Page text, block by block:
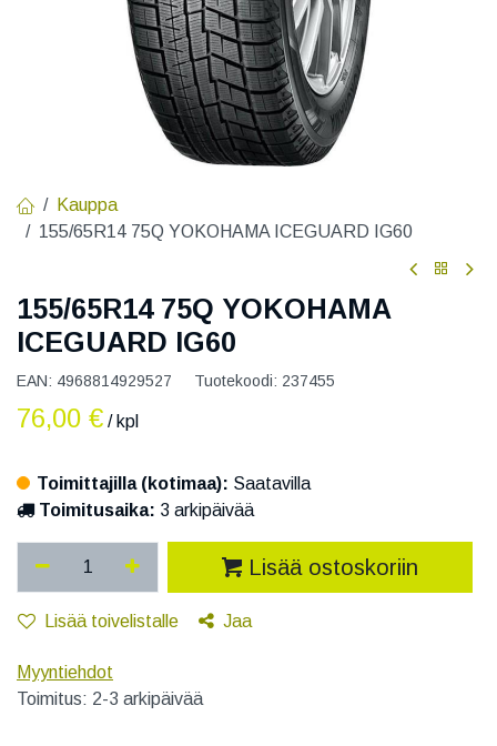
Kauppa
155/65R14 75Q YOKOHAMA ICEGUARD IG60
155/65R14 75Q YOKOHAMA
ICEGUARD IG60
EAN: 4968814929527 Tuotekoodi: 237455
76,00 € / kpl
Toimittajilla (kotimaa): Saatavilla
Toimitusaika: 3 arkipäivää
Lisää ostoskoriin
Lisää toivelistalle Jaa
Myyntiehdot
Toimitus: 2-3 arkipäivää